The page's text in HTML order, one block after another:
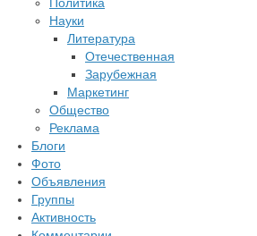
Науки
Литература
Отечественная
Зарубежная
Маркетинг
Общество
Реклама
Блоги
Фото
Объявления
Группы
Активность